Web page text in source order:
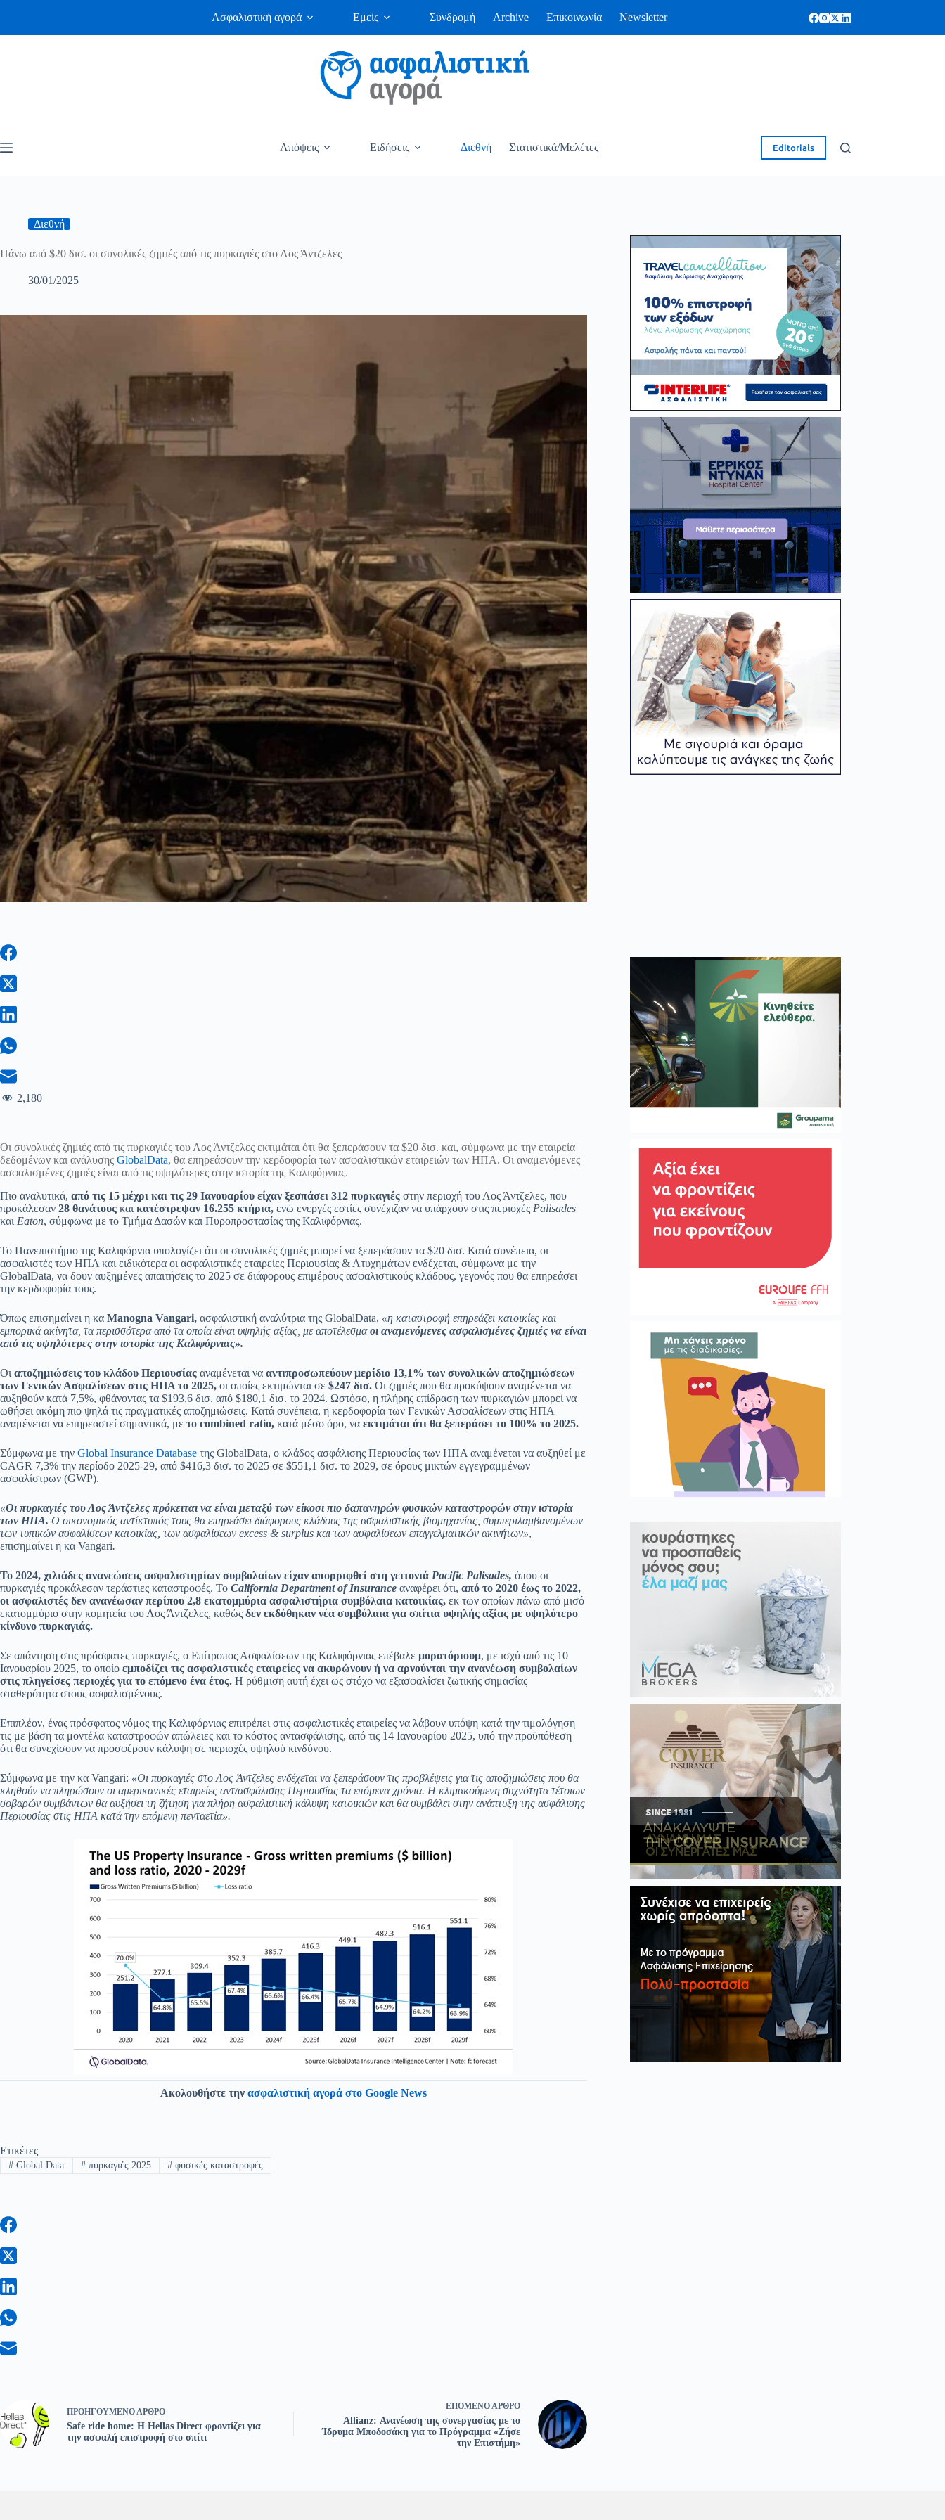
Ασφαλιστική αγορά Εμείς Συνδρομή Archive Επικοινωνία Newsletter
Απόψεις Ειδήσεις Διεθνή Στατιστικά/Μελέτες Editorials
Διεθνή
Πάνω από $20 δισ. οι συνολικές ζημιές από τις πυρκαγιές στο Λος Άντζελες
30/01/2025
2,180
Οι συνολικές ζημιές από τις πυρκαγιές του Λος Άντζελες εκτιμάται ότι θα ξεπεράσουν τα $20 δισ. και, σύμφωνα με την εταιρεία
δεδομένων και ανάλυσης GlobalData, θα επηρεάσουν την κερδοφορία των ασφαλιστικών εταιρειών των ΗΠΑ. Οι αναμενόμενες
ασφαλισμένες ζημιές είναι από τις υψηλότερες στην ιστορία της Καλιφόρνιας.
Πιο αναλυτικά, από τις 15 μέχρι και τις 29 Ιανουαρίου είχαν ξεσπάσει 312 πυρκαγιές στην περιοχή του Λος Άντζελες, που
προκάλεσαν 28 θανάτους και κατέστρεψαν 16.255 κτήρια, ενώ ενεργές εστίες συνέχιζαν να υπάρχουν στις περιοχές Palisades
και Eaton, σύμφωνα με το Τμήμα Δασών και Πυροπροστασίας της Καλιφόρνιας.
Το Πανεπιστήμιο της Καλιφόρνια υπολογίζει ότι οι συνολικές ζημιές μπορεί να ξεπεράσουν τα $20 δισ. Κατά συνέπεια, οι
ασφαλιστές των ΗΠΑ και ειδικότερα οι ασφαλιστικές εταιρείες Περιουσίας & Ατυχημάτων ενδέχεται, σύμφωνα με την
GlobalData, να δουν αυξημένες απαιτήσεις το 2025 σε διάφορους επιμέρους ασφαλιστικούς κλάδους, γεγονός που θα επηρεάσει
την κερδοφορία τους.
Όπως επισημαίνει η κα Manogna Vangari, ασφαλιστική αναλύτρια της GlobalData, «η καταστροφή επηρεάζει κατοικίες και
εμπορικά ακίνητα, τα περισσότερα από τα οποία είναι υψηλής αξίας, με αποτέλεσμαοι αναμενόμενες ασφαλισμένες ζημιές να είναι
από τις υψηλότερες στην ιστορία της Καλιφόρνιας».
Οι αποζημιώσεις του κλάδου Περιουσίας αναμένεται να αντιπροσωπεύουν μερίδιο 13,1% των συνολικών αποζημιώσεων
των Γενικών Ασφαλίσεων στις ΗΠΑ το 2025, οι οποίες εκτιμώνται σε $247 δισ. Οι ζημιές που θα προκύψουν αναμένεται να
αυξηθούν κατά 7,5%, φθάνοντας τα $193,6 δισ. από $180,1 δισ. το 2024. Ωστόσο, η πλήρης επίδραση των πυρκαγιών μπορεί να
ωθήσει ακόμη πιο ψηλά τις πραγματικές αποζημιώσεις. Κατά συνέπεια, η κερδοφορία των Γενικών Ασφαλίσεων στις ΗΠΑ
αναμένεται να επηρεαστεί σημαντικά, με το combined ratio, κατά μέσο όρο, να εκτιμάται ότι θα ξεπεράσει το 100% το 2025.
Σύμφωνα με την Global Insurance Database της GlobalData, ο κλάδος ασφάλισης Περιουσίας των ΗΠΑ αναμένεται να αυξηθεί με
CAGR 7,3% την περίοδο 2025-29, από $416,3 δισ. το 2025 σε $551,1 δισ. το 2029, σε όρους μικτών εγγεγραμμένων
ασφαλίστρων (GWP).
«Οι πυρκαγιές του Λος Άντζελες πρόκειται να είναι μεταξύ των είκοσι πιο δαπανηρών φυσικών καταστροφών στην ιστορία
των ΗΠΑ. Ο οικονομικός αντίκτυπός τους θα επηρεάσει διάφορους κλάδους της ασφαλιστικής βιομηχανίας, συμπεριλαμβανομένων
των τυπικών ασφαλίσεων κατοικίας, των ασφαλίσεων excess & surplus και των ασφαλίσεων επαγγελματικών ακινήτων»,
επισημαίνει η κα Vangari.
Το 2024, χιλιάδες ανανεώσεις ασφαλιστηρίων συμβολαίων είχαν απορριφθεί στη γειτονιά Pacific Palisades, όπου οι
πυρκαγιές προκάλεσαν τεράστιες καταστροφές. Το California Department of Insurance αναφέρει ότι, από το 2020 έως το 2022,
οι ασφαλιστές δεν ανανέωσαν περίπου 2,8 εκατομμύρια ασφαλιστήρια συμβόλαια κατοικίας, εκ των οποίων πάνω από μισό
εκατομμύριο στην κομητεία του Λος Άντζελες, καθώς δεν εκδόθηκαν νέα συμβόλαια για σπίτια υψηλής αξίας με υψηλότερο
κίνδυνο πυρκαγιάς.
Σε απάντηση στις πρόσφατες πυρκαγιές, ο Επίτροπος Ασφαλίσεων της Καλιφόρνιας επέβαλε μορατόριουμ, με ισχύ από τις 10
Ιανουαρίου 2025, το οποίο εμποδίζει τις ασφαλιστικές εταιρείες να ακυρώνουν ή να αρνούνται την ανανέωση συμβολαίων
στις πληγείσες περιοχές για το επόμενο ένα έτος. Η ρύθμιση αυτή έχει ως στόχο να εξασφαλίσει ζωτικής σημασίας
σταθερότητα στους ασφαλισμένους.
Επιπλέον, ένας πρόσφατος νόμος της Καλιφόρνιας επιτρέπει στις ασφαλιστικές εταιρείες να λάβουν υπόψη κατά την τιμολόγηση
τις με βάση τα μοντέλα καταστροφών απώλειες και το κόστος αντασφάλισης, από τις 14 Ιανουαρίου 2025, υπό την προϋπόθεση
ότι θα συνεχίσουν να προσφέρουν κάλυψη σε περιοχές υψηλού κινδύνου.
Σύμφωνα με την κα Vangari: «Οι πυρκαγιές στο Λος Άντζελες ενδέχεται να ξεπεράσουν τις προβλέψεις για τις αποζημιώσεις που θα
κληθούν να πληρώσουν οι αμερικανικές εταιρείες αντ/ασφάλισης Περιουσίας τα επόμενα χρόνια. Η κλιμακούμενη συχνότητα τέτοιων
σοβαρών συμβάντων θα αυξήσει τη ζήτηση για πλήρη ασφαλιστική κάλυψη κατοικιών και θα συμβάλει στην ανάπτυξη της ασφάλισης
Περιουσίας στις ΗΠΑ κατά την επόμενη πενταετία».
Ακολουθήστε την ασφαλιστική αγορά στο Google News
Ετικέτες
#Global Data #πυρκαγιές 2025 # φυσικές καταστροφές
ΠΡΟΗΓΟΎΜΕΝΟΆΡΘΡΟ
Safe ride home: Η Hellas Direct φροντίζει για
την ασφαλή επιστροφή στο σπίτι
ΕΠΌΜΕΝΟΆΡΘΡΟ
Allianz: Ανανέωση της συνεργασίας με το
Ίδρυμα Μποδοσάκη για το Πρόγραμμα «Ζήσε
την Επιστήμη»